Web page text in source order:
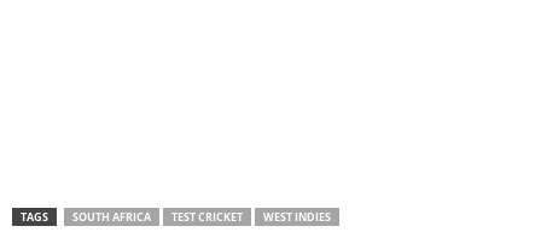
TAGS SOUTH AFRICA TEST CRICKET WEST INDIES